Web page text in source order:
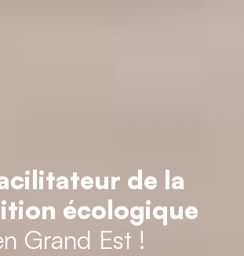
de la
écologique
Grand Est !